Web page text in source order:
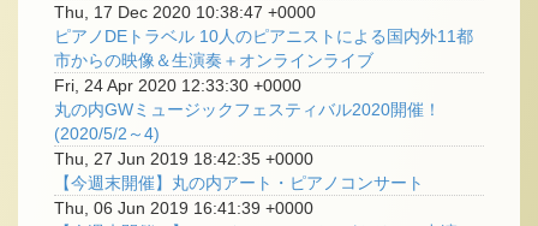
Thu, 17 Dec 2020 10:38:47 +0000
ピアノDEトラベル 10人のピアニストによる国内外11都
市からの映像＆生演奏＋オンラインライブ
Fri, 24 Apr 2020 12:33:30 +0000
丸の内GWミュージックフェスティバル2020開催！
(2020/5/2～4)
Thu, 27 Jun 2019 18:42:35 +0000
【今週末開催】丸の内アート・ピアノコンサート
Thu, 06 Jun 2019 16:41:39 +0000